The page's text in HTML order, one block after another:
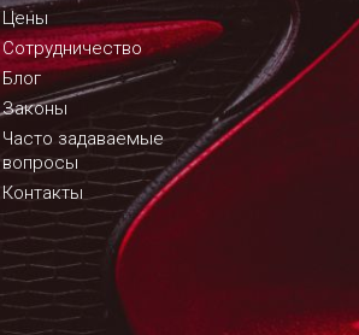
Цены
Сотрудничество
Блог
Законы
Часто задаваемые
вопросы
Контакты